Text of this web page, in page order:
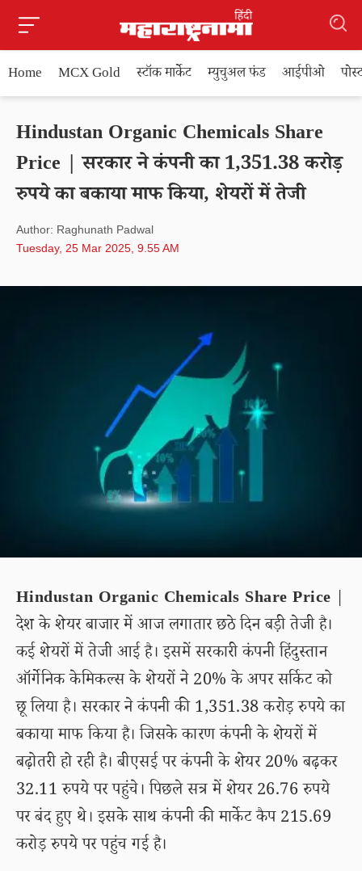
Home MCX Gold स्टॉक मार्केट म्युचुअल फंड आईपीओ
Hindustan Organic Chemicals Share
Price | सरकार ने कंपनी का 1,351.38 करोड़
रुपये का बकाया माफ किया, शेयरों में तेजी
Author: Raghunath Padwal
Tuesday, 25 Mar 2025, 9.55 AM
Hindustan Organic Chemicals Share Price |
देश के शेयर बाजार में आज लगातार छठे दिन बड़ी तेजी है।
कई शेयरों में तेजी आई है। इसमें सरकारी कंपनी हिंदुस्तान
ऑर्गेनिक केमिकल्स के शेयरों ने 20% के अपर सर्किट को
छू लिया है। सरकार ने कंपनी की 1,351.38 करोड़ रुपये का
बकाया माफ किया है। जिसके कारण कंपनी के शेयरों में
बढ़ोतरी हो रही है। बीएसई पर कंपनी के शेयर 20% बढ़कर
32.11 रुपये पर पहुंचे। पिछले सत्र में शेयर 26.76 रुपये
पर बंद हुए थे। इसके साथ कंपनी की मार्केट कैप 215.69
करोड़ रुपये पर पहुंच गई है।